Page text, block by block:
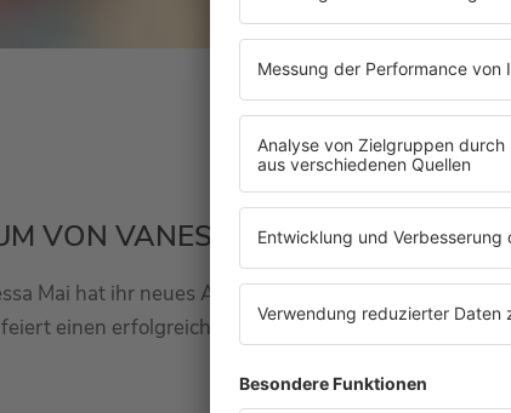
VON VANESSA MAI!
Mai hat ihr neues Album „METAMORPHOSE“
einen erfolgreichen Album-Start!